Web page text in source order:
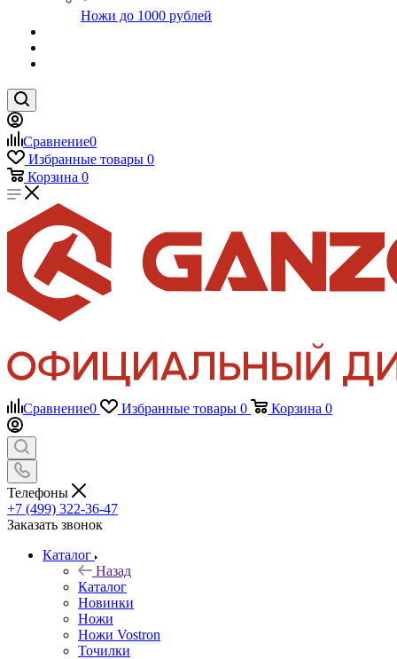
Ножи до 1000 рублей
Сравнение0
Избранные товары 0
Корзина 0
Сравнение0 Избранные товары 0 Корзина 0
Телефоны
+7 (499) 322-36-47
Заказать звонок
Каталог
Назад
Каталог
Новинки
Ножи
Ножи Vostron
Точилки